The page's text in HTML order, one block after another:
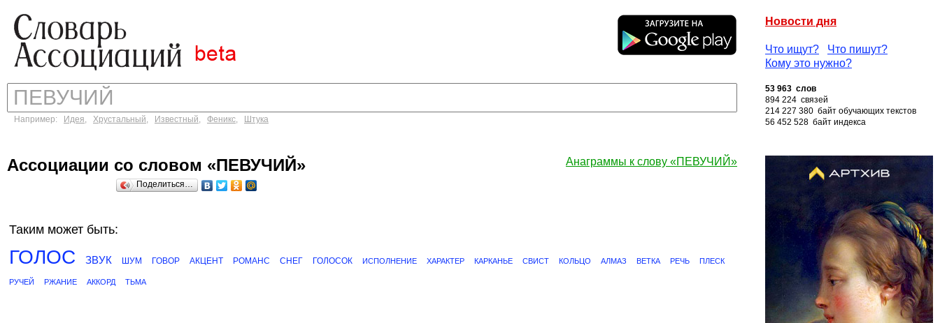
Новости дня
Что ищут?
Что пишут?
Кому это нужно?
Например: Идея, Хрустальный, Известный, Феникс, Штука
53 963 слов
894 224 связей
214 227 380 байт обучающих текстов
56 452 528 байт индекса
Анаграммы к слову «ПЕВУЧИЙ»
Ассоциации со словом «ПЕВУЧИЙ»
Поделиться…
Таким может быть:
ГОЛОС ЗВУК ШУМ ГОВОР АКЦЕНТ РОМАНС СНЕГ ГОЛОСОК ИСПОЛНЕНИЕ ХАРАКТЕР КАРКАНЬЕ СВИСТ КОЛЬЦО АЛМАЗ ВЕТКА РЕЧЬ ПЛЕСК
РУЧЕЙ РЖАНИЕ АККОРД ТЬМА